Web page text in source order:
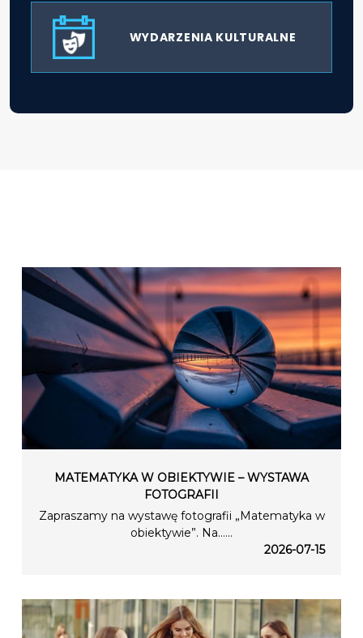
WYDARZENIA KULTURALNE
MATEMATYKA W OBIEKTYWIE – WYSTAWA
FOTOGRAFII
Zapraszamy na wystawę fotografii „Matematyka w
obiektywie”. Na…...
2026-07-15